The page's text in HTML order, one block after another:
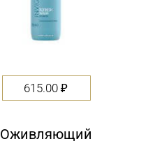
615.00₽
Оживляющий